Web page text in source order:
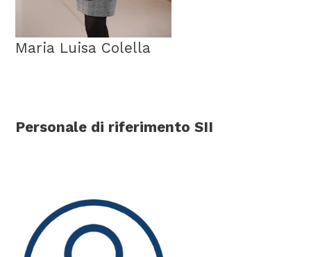
Maria Luisa Colella
Personale di riferimento SII